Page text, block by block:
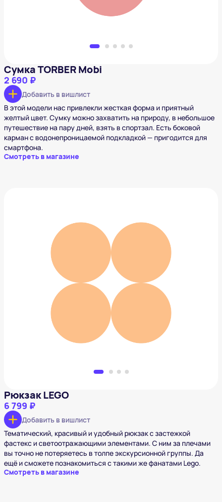
Сумка TORBER Mobi
2 690 ₽
Добавить в вишлист
В этой модели нас привлекли жесткая форма и приятный
желтый цвет. Сумку можно захватить на природу, в небольшое
путешествие на пару дней, взять в спортзал. Есть боковой
карман с водонепроницаемой подкладкой — пригодится для
смартфона.
Смотреть в магазине
Рюкзак LEGO
6 799 ₽
Добавить в вишлист
Рюкзак LEGO
6 799 ₽
Добавить в вишлист
Тематический, красивый и удобный рюкзак с застежкой
фастекс и светоотражающими элементами. C ним за плечами
вы точно не потеряетесь в толпе экскурсионной группы. Да
ещё и сможете познакомиться с такими же фанатами Lego.
Смотреть в магазине